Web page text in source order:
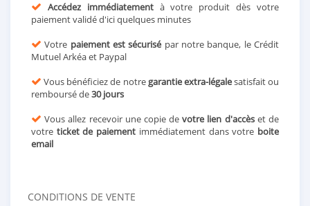
Accédez immédiatementà votre produit dès votre
paiement validé d'ici quelques minutes
Votre paiement est sécurisé par notre banque, le Crédit
Mutuel Arkéa et Paypal
Vous bénéficiez de notregarantie extra-légalesatisfait ou
remboursé de30 jours
Vous allez recevoir une copie devotre lien d'accèset de
votre ticket de paiement immédiatement dans votre boite
email
CONDITIONS DE VENTE